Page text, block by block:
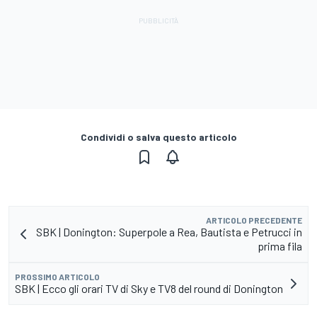
Condividi o salva questo articolo
ARTICOLO PRECEDENTE
SBK | Donington: Superpole a Rea, Bautista e Petrucci in
prima fila
PROSSIMO ARTICOLO
SBK | Ecco gli orari TV di Sky e TV8 del round di Donington